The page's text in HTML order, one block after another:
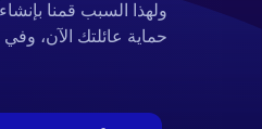
حماية عائلتك الآن،